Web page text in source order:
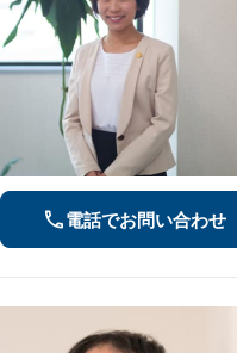
電話でお問い合わせ